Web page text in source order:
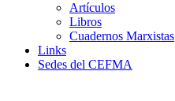
Artículos
Libros
Cuadernos Marxistas
Links
Sedes del CEFMA